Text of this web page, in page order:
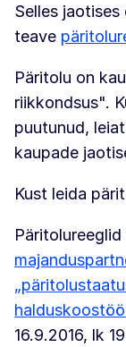
Selles
teave
Päritolu on
riikkondsus".
puutunud,
kaupade
Kust leida
16.9.2016, lk